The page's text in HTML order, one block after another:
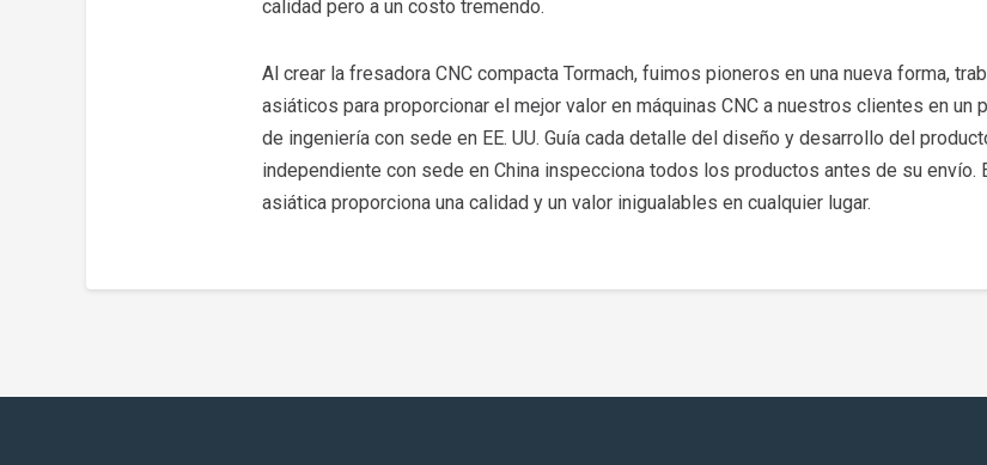
calidad pero a un costo tremendo.
Al crear la fresadora CNC compacta Tormach, fuimos pioneros en una nueva forma,
asiáticos para proporcionar el mejor valor en máquinas CNC a nuestros clientes en
de ingeniería con sede en EE. UU. Guía cada detalle del diseño y desarrollo del
independiente con sede en China inspecciona todos los productos antes de su
asiática proporciona una calidad y un valor inigualables en cualquier lugar.